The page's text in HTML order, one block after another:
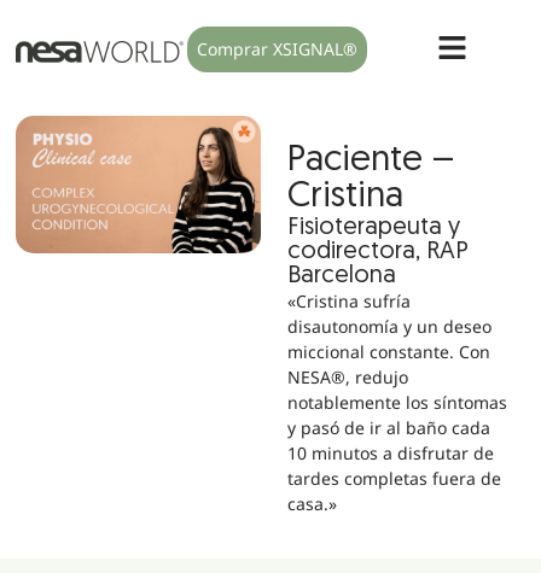
Comprar XSIGNAL®
Paciente –
Cristina
Fisioterapeuta y
codirectora, RAP
Barcelona
«Cristina sufría
disautonomía y un deseo
miccional constante. Con
NESA®, redujo
notablemente los síntomas
y pasó de ir al baño cada
10 minutos a disfrutar de
tardes completas fuera de
casa.»